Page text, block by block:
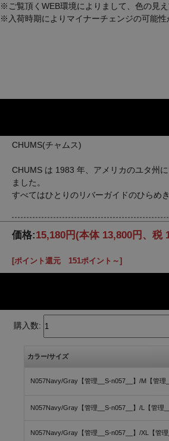
※ご覧頂くWEB環境によりまして、色の見
※入荷時期によりマイナーチェンジの可能性
CHUMS(チャムス)
CHUMS は 1983 年、アメリカのユタ州
ました。
すべてはひとりのリバーガイドのひらめ
価格:15,180円 (本体 13,800円、税
[ポイント還元 151ポイント～]
購入数:
カラー/サイズ
N057Navy/Gray【管理__S-n057__】/M【管理
N057Navy/Gray【管理__S-n057__】/L【管理
N057Navy/Gray【管理__S-n057__】/XL【管理